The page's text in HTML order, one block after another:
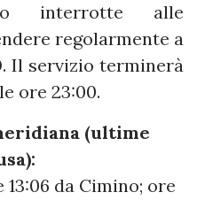
interrotte alle
regolarmente a
. Il servizio terminerà
ore 23:00.
(ultime
13:06 da Cimino; ore